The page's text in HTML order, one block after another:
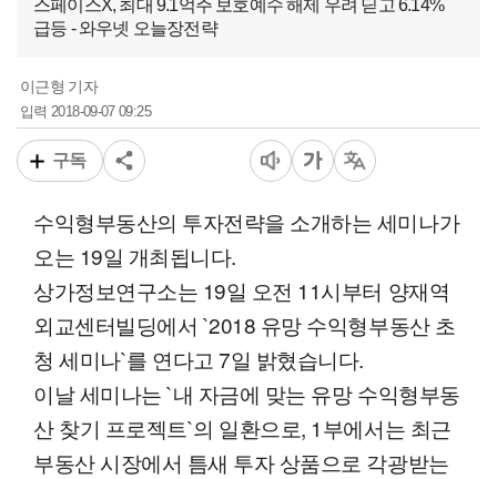
스페이스X, 최대 9.1억주 보호예수 해제 우려 딛고 6.14%
급등 - 와우넷 오늘장전략
이근형 기자
입력2018-09-07 09:25
구독
수익형부동산의 투자전략을 소개하는 세미나가
오는 19일 개최됩니다.
상가정보연구소는 19일 오전 11시부터 양재역
외교센터빌딩에서 `2018 유망 수익형부동산 초
청 세미나`를 연다고 7일 밝혔습니다.
이날 세미나는 `내 자금에 맞는 유망 수익형부동
산 찾기 프로젝트`의 일환으로, 1부에서는 최근
부동산 시장에서 틈새 투자 상품으로 각광받는